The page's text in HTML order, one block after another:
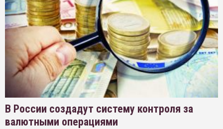
В России создадут систему контроля за
валютными операциями